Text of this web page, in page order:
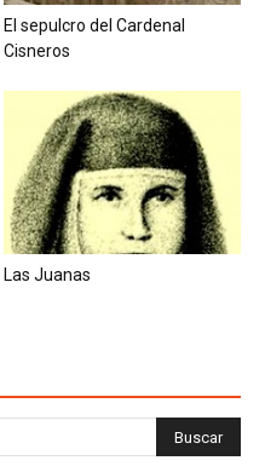
El sepulcro del Cardenal
Cisneros
Las Juanas